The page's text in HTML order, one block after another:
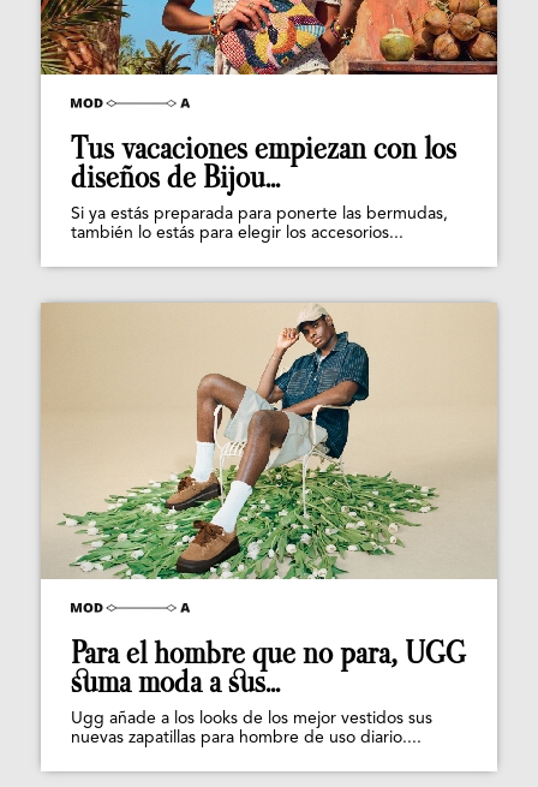
Tus vacaciones empiezan con los
diseños de Bijou...
Si ya estás preparada para ponerte las bermudas,
también lo estás para elegir los accesorios...
Para el hombre que no para, UGG
suma moda a sus...
Ugg añade a los looks de los mejor vestidos sus
nuevas zapatillas para hombre de uso diario....